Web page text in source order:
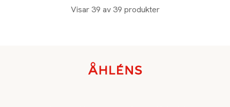
Visar 39 av 39 produkter